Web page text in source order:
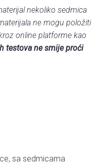
nekoliko sedmica
ne mogu položiti
online platforme kao
testova ne smije proći
sa sedmicama